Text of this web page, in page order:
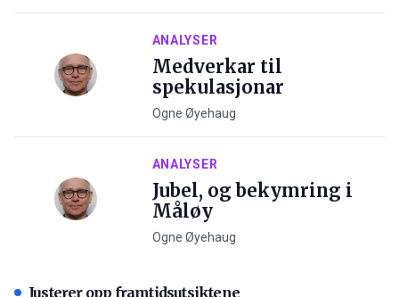
ANALYSER
Medverkar til
spekulasjonar
Ogne Øyehaug
ANALYSER
Jubel, og bekymring i
Måløy
Ogne Øyehaug
Justerer opp framtidsutsiktene